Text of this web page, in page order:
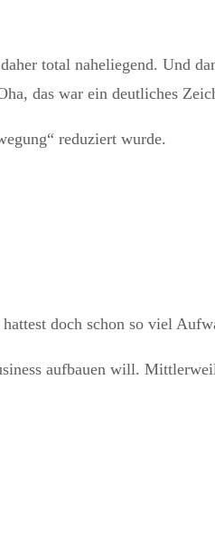
total naheliegend. Und
das war ein deutliches
reduziert wurde.
doch schon so viel
aufbauen will.